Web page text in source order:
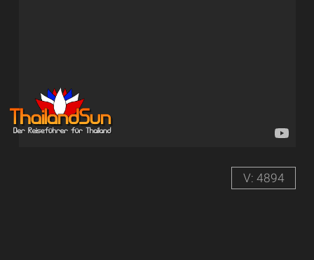
V: 4894